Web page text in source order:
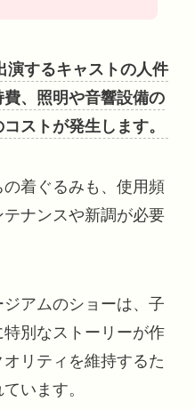
演するキャストの人件
、照明や音響設備の
ストが発生します。
着ぐるみも、使用頻
ナンスや新調が必要
アムのショーは、子
別なストーリーが作
リティを維持するた
います。